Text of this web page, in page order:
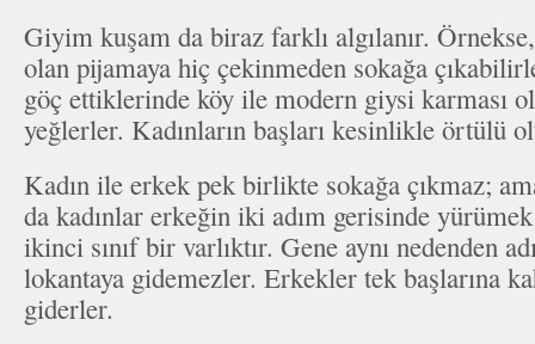
Giyim kuşam da biraz farklı algılanır.
olan pijamaya hiç çekinmeden sokağa
göç ettiklerinde köy ile modern giysi karması
yeğlerler. Kadınların başları kesinlikle örtülü
Kadın ile erkek pek birlikte sokağa çıkmaz;
da kadınlar erkeğin iki adım gerisinde
ikinci sınıf bir varlıktır. Gene aynı nedenden
lokantaya gidemezler. Erkekler tek başlarına
giderler.